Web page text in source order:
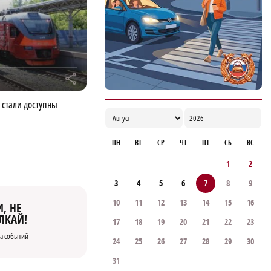
r
доступны
НЕ
событий
спорт и здоровый образ жизни
16:00
ПН ВТ СР ЧТ ПТ СБ ВС
1
2
3
4 5 6 7 8
9
10
11 12 13 14 15
16
17
18 19 20 21 22
23
24
25 26 27 28 29
30
31